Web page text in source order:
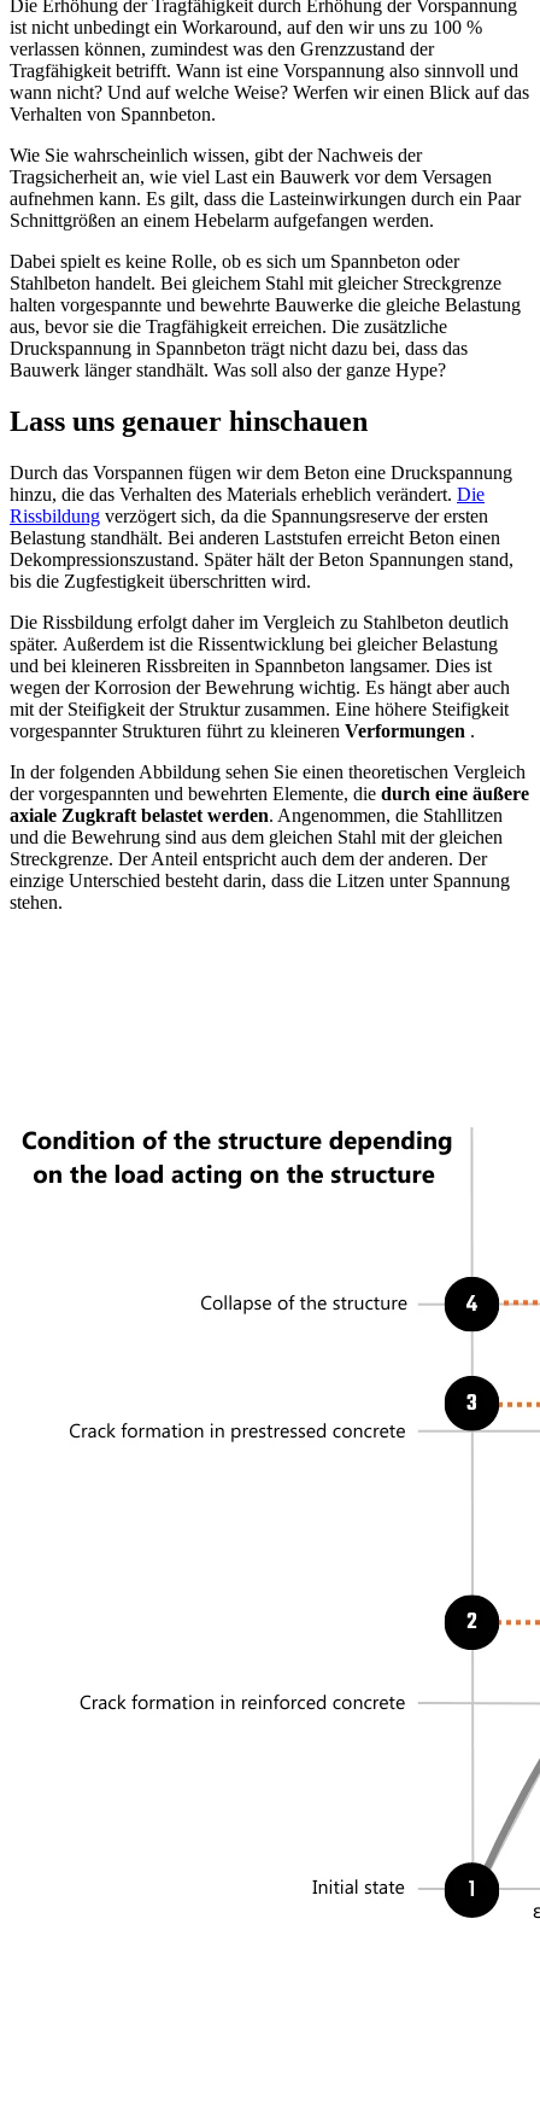
Die Erhöhung der Tragfähigkeit durch Erhöhung der Vorspannung
ist nicht unbedingt ein Workaround, auf den wir uns zu 100 %
verlassen können, zumindest was den Grenzzustand der
Tragfähigkeit betrifft. Wann ist eine Vorspannung also sinnvoll und
wann nicht? Und auf welche Weise? Werfen wir einen Blick auf das
Verhalten von Spannbeton.
Wie Sie wahrscheinlich wissen, gibt der Nachweis der
Tragsicherheit an, wie viel Last ein Bauwerk vor dem Versagen
aufnehmen kann. Es gilt, dass die Lasteinwirkungen durch ein Paar
Schnittgrößen an einem Hebelarm aufgefangen werden.
Dabei spielt es keine Rolle, ob es sich um Spannbeton oder
Stahlbeton handelt. Bei gleichem Stahl mit gleicher Streckgrenze
halten vorgespannte und bewehrte Bauwerke die gleiche Belastung
aus, bevor sie die Tragfähigkeit erreichen. Die zusätzliche
Druckspannung in Spannbeton trägt nicht dazu bei, dass das
Bauwerk länger standhält. Was soll also der ganze Hype?
Lass uns genauer hinschauen
Durch das Vorspannen fügen wir dem Beton eine Druckspannung
hinzu, die das Verhalten des Materials erheblich verändert. Die
Rissbildung verzögert sich, da die Spannungsreserve der ersten
Belastung standhält. Bei anderen Laststufen erreicht Beton einen
Dekompressionszustand. Später hält der Beton Spannungen stand,
bis die Zugfestigkeit überschritten wird.
Die Rissbildung erfolgt daher im Vergleich zu Stahlbeton deutlich
später. Außerdem ist die Rissentwicklung bei gleicher Belastung
und bei kleineren Rissbreiten in Spannbeton langsamer. Dies ist
wegen der Korrosion der Bewehrung wichtig. Es hängt aber auch
mit der Steifigkeit der Struktur zusammen. Eine höhere Steifigkeit
vorgespannter Strukturen führt zu kleineren Verformungen .
In der folgenden Abbildung sehen Sie einen theoretischen Vergleich
der vorgespannten und bewehrten Elemente, die durch eine äußere
axiale Zugkraft belastet werden. Angenommen, die Stahllitzen
und die Bewehrung sind aus dem gleichen Stahl mit der gleichen
Streckgrenze. Der Anteil entspricht auch dem der anderen. Der
einzige Unterschied besteht darin, dass die Litzen unter Spannung
stehen.